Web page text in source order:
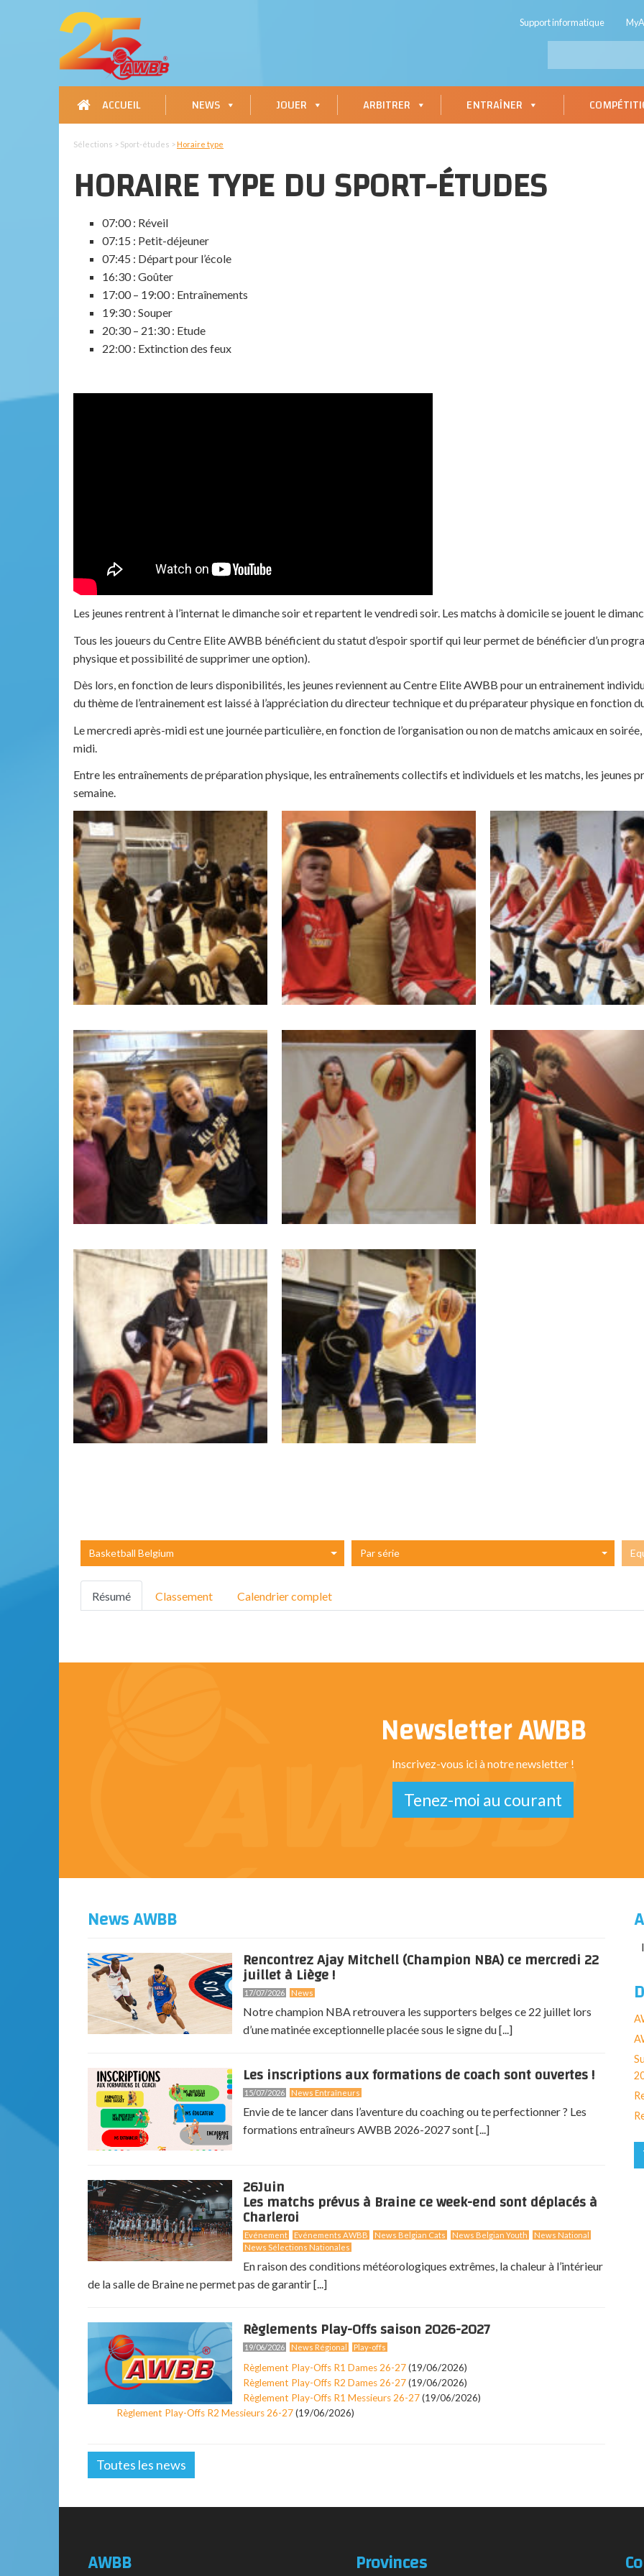
Support informatique
ACCUEIL NEWS JOUER ARBITRER ENTRAÎNER
Sélections > Sport-études >Horaire type
HORAIRE TYPE DU SPORT-ÉTUDES
07:00 : Réveil
07:15 : Petit-déjeuner
07:45 : Départ pour l’école
16:30 : Goûter
17:00 – 19:00 : Entraînements
19:30 : Souper
20:30 – 21:30 : Etude
22:00 : Extinction des feux
Les jeunes rentrent à l’internat le dimanche soir et repartent le vendredi soir. Les matchs à domicile se jouent le
Tous les joueurs du Centre Elite AWBB bénéficient du statut d’espoir sportif qui leur permet de bénéficier d’un
physique et possibilité de supprimer une option).
Dès lors, en fonction de leurs disponibilités, les jeunes reviennent au Centre Elite AWBB pour un entrainement
du thème de l’entrainement est laissé à l’appréciation du directeur technique et du préparateur physique en fonction
Le mercredi après-midi est une journée particulière, en fonction de l’organisation ou non de matchs amicaux en
midi.
Entre les entraînements de préparation physique, les entraînements collectifs et individuels et les matchs, les jeunes
semaine.
Basketball Belgium Par série
Résumé Classement Calendrier complet
Newsletter AWBB
Inscrivez-vous ici à notre newsletter !
Tenez-moi au courant
News AWBB
Rencontrez Ajay Mitchell (Champion NBA) ce mercredi 22
juillet à Liège !
17/07/2026 News
Notre champion NBA retrouvera les supporters belges ce 22 juillet lors
d’une matinée exceptionnelle placée sous le signe du [...]
Les inscriptions aux formations de coach sont ouvertes !
15/07/2026 News Entraîneurs
Envie de te lancer dans l’aventure du coaching ou te perfectionner ? Les
formations entraîneurs AWBB 2026-2027 sont [...]
26Juin
Les matchs prévus à Braine ce week-end sont déplacés à
Charleroi
Evénement Evénements AWBB News Belgian Cats News Belgian Youth
News National
News Sélections Nationales
En raison des conditions météorologiques extrêmes, la chaleur à l’intérieur
de la salle de Braine ne permet pas de garantir [...]
Règlements Play-Offs saison 2026-2027
19/06/2026 News Régional Play-offs
Règlement Play-Offs R1 Dames 26-27(19/06/2026)
Règlement Play-Offs R2 Dames 26-27(19/06/2026)
Règlement Play-Offs R1 Messieurs 26-27(19/06/2026)
Règlement Play-Offs R2 Messieurs 26-27(19/06/2026)
Toutes les news
AWBB Provinces